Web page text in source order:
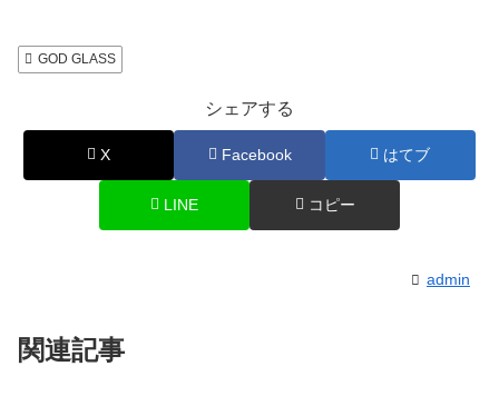
GOD GLASS
シェアする
X Facebook はてブ
LINE コピー
admin
関連記事